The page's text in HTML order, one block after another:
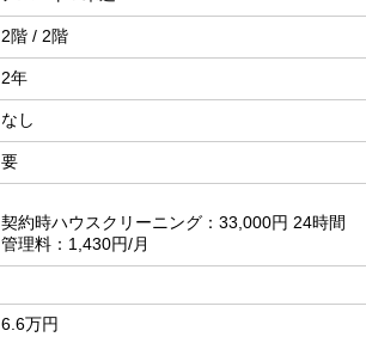
2階 / 2階
2年
なし
要
契約時ハウスクリーニング：33,000円 24時間
管理料：1,430円/月
6.6万円